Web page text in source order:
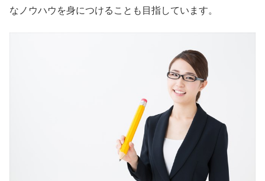
なノウハウを身につけることも目指しています。